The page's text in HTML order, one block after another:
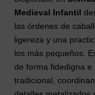
Medieval Infantil
las órdenes de
ligereza y una
los más pequeños.
de forma fidedigna e
tradicional,